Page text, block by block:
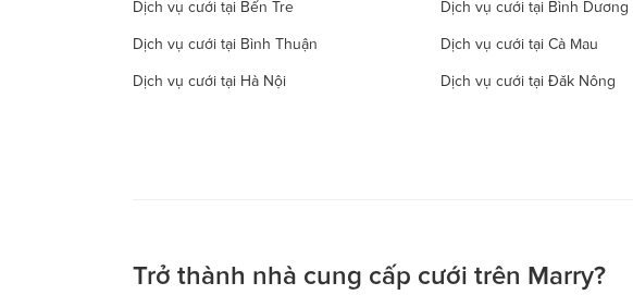
Dịch vụ cưới tại Bến Tre Dịch vụ cưới tại Bình Dương
Dịch vụ cưới tại Bình Thuận Dịch vụ cưới tại Cà Mau
Dịch vụ cưới tại Hà Nội Dịch vụ cưới tại Đăk Nông
Dịch vụ cưới tại Lạng Sơn Dịch vụ cưới tại Lào Cai
Trở thành nhà cung cấp cưới trên Marry?